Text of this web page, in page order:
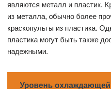
являются металл и пластик.
из металла, обычно более
краскопульты из пластика.
пластика могут быть также
надежными.
Уровень охлаждающей